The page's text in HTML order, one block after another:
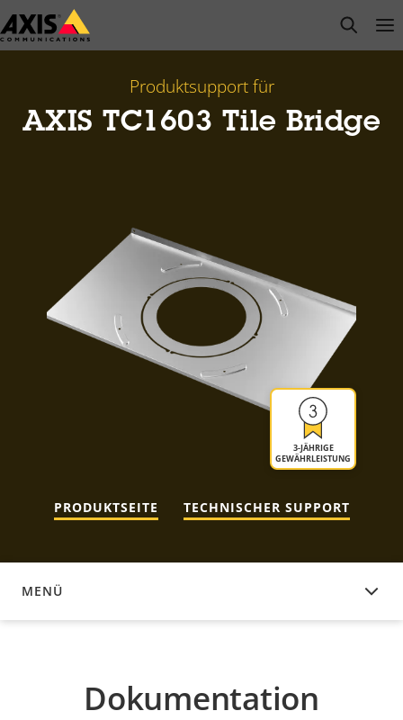
Zum
Hauptinhalt
open
Produktsupport für
AXIS TC1603 Tile Bridge
3-JÄHRIGE
GEWÄHRLEISTUNG
PRODUKTSEITE TECHNISCHER SUPPORT
MENÜ
DOKUMENTATION
Dokumentation